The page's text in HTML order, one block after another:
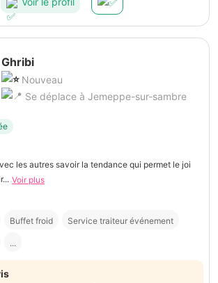
Ghribi
Nouveau
Se déplace à Jemeppe-sur-sambre
les autres savoir la tendance qui permet le joi
Voir plus
Buffet froid Service traiteur événement
...